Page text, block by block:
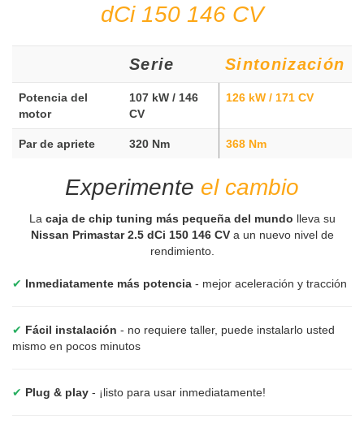
dCi 150 146 CV
Serie Sintonización
Potencia del
motor
107 kW / 146
CV
126 kW / 171 CV
Par de apriete 320 Nm 368 Nm
Experimente el cambio
La caja de chip tuning más pequeña del mundo lleva su
Nissan Primastar 2.5 dCi 150 146 CVa un nuevo nivel de
rendimiento.
✔ Inmediatamente más potencia - mejor aceleración y tracción
✔ Fácil instalación - no requiere taller, puede instalarlo usted
mismo en pocos minutos
✔ Plug & play - ¡listo para usar inmediatamente!